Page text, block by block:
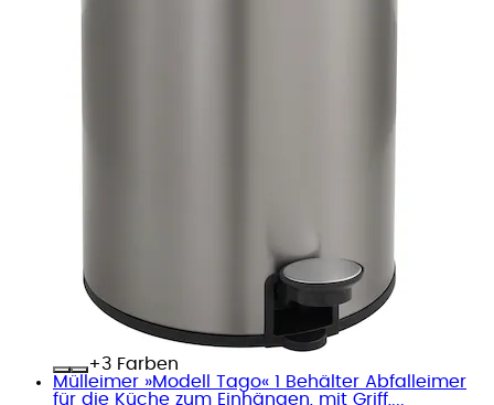
+
Farben
Mülleimer »Modell Tago« 1 Behälter Abfalleimer
für die Küche zum Einhängen, mit Griff,...